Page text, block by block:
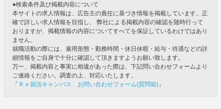
●検索条件及び掲載内容について
本サイトの求人情報は、広告主の責任に基づき情報を掲載しています。正
確で詳しい求人情報を目指し、 弊社による掲載内容の確認を随時行って
おりますが、掲載情報の内容についてすべてを保証しているわけではあり
ません。
就職活動の際には、雇用形態・勤務時間・休日休暇・給与・待遇などの詳
細情報をご自身で十分に確認して頂きますようお願い致します。
万一、掲載内容と事実に相違があった際は、下記問い合わせフォームより
ご連絡ください。調査の上、対応いたします。
「 Ｒｅ就活キャンパス お問い合わせフォーム(質問箱) 」